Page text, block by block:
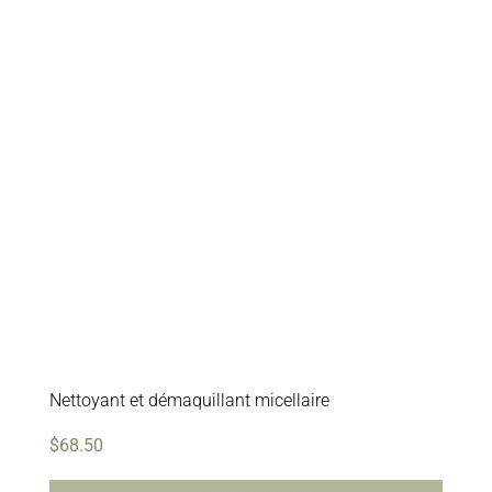
Nettoyant et démaquillant micellaire
$68.50